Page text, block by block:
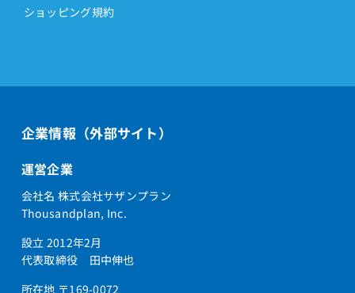
ショッピング規約
企業情報（外部サイト）
運営企業
会社名 株式会社サザンプラン
Thousandplan, Inc.
設立 2012年2月
代表取締役 田中伸也
所在地 〒169-0072